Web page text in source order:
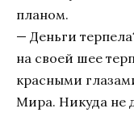
планом.
— Деньги
на своей шее
красными
Мира. Никуда не